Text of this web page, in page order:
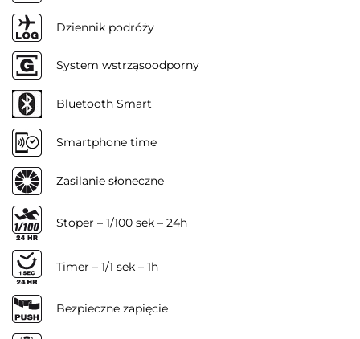
Dziennik podróży
System wstrząsoodporny
Bluetooth Smart
Smartphone time
Zasilanie słoneczne
Stoper – 1/100 sek – 24h
Timer – 1/1 sek – 1h
Bezpieczne zapięcie